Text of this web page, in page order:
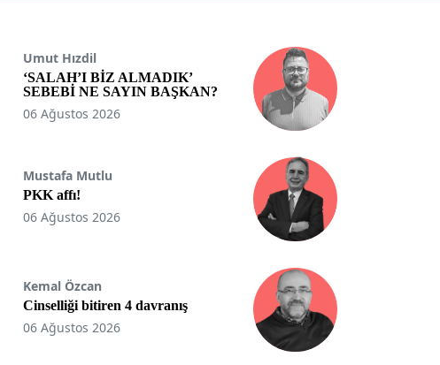
Umut Hızdil
‘SALAH’I BİZ ALMADIK’
SEBEBİ NE SAYIN BAŞKAN?
06 Ağustos 2026
Mustafa Mutlu
PKK affı!
06 Ağustos 2026
Kemal Özcan
Cinselliği bitiren 4 davranış
06 Ağustos 2026